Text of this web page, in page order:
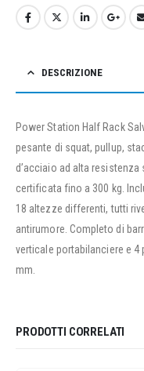
DESCRIZIONE
Power Station Half Rack
pesante di squat, pullup,
d’acciaio ad alta
certificata fino a 300 kg.
18 altezze differenti, tutti
antirumore. Completo di
verticale portabilanciere e 4
mm.
PRODOTTI CORRELATI